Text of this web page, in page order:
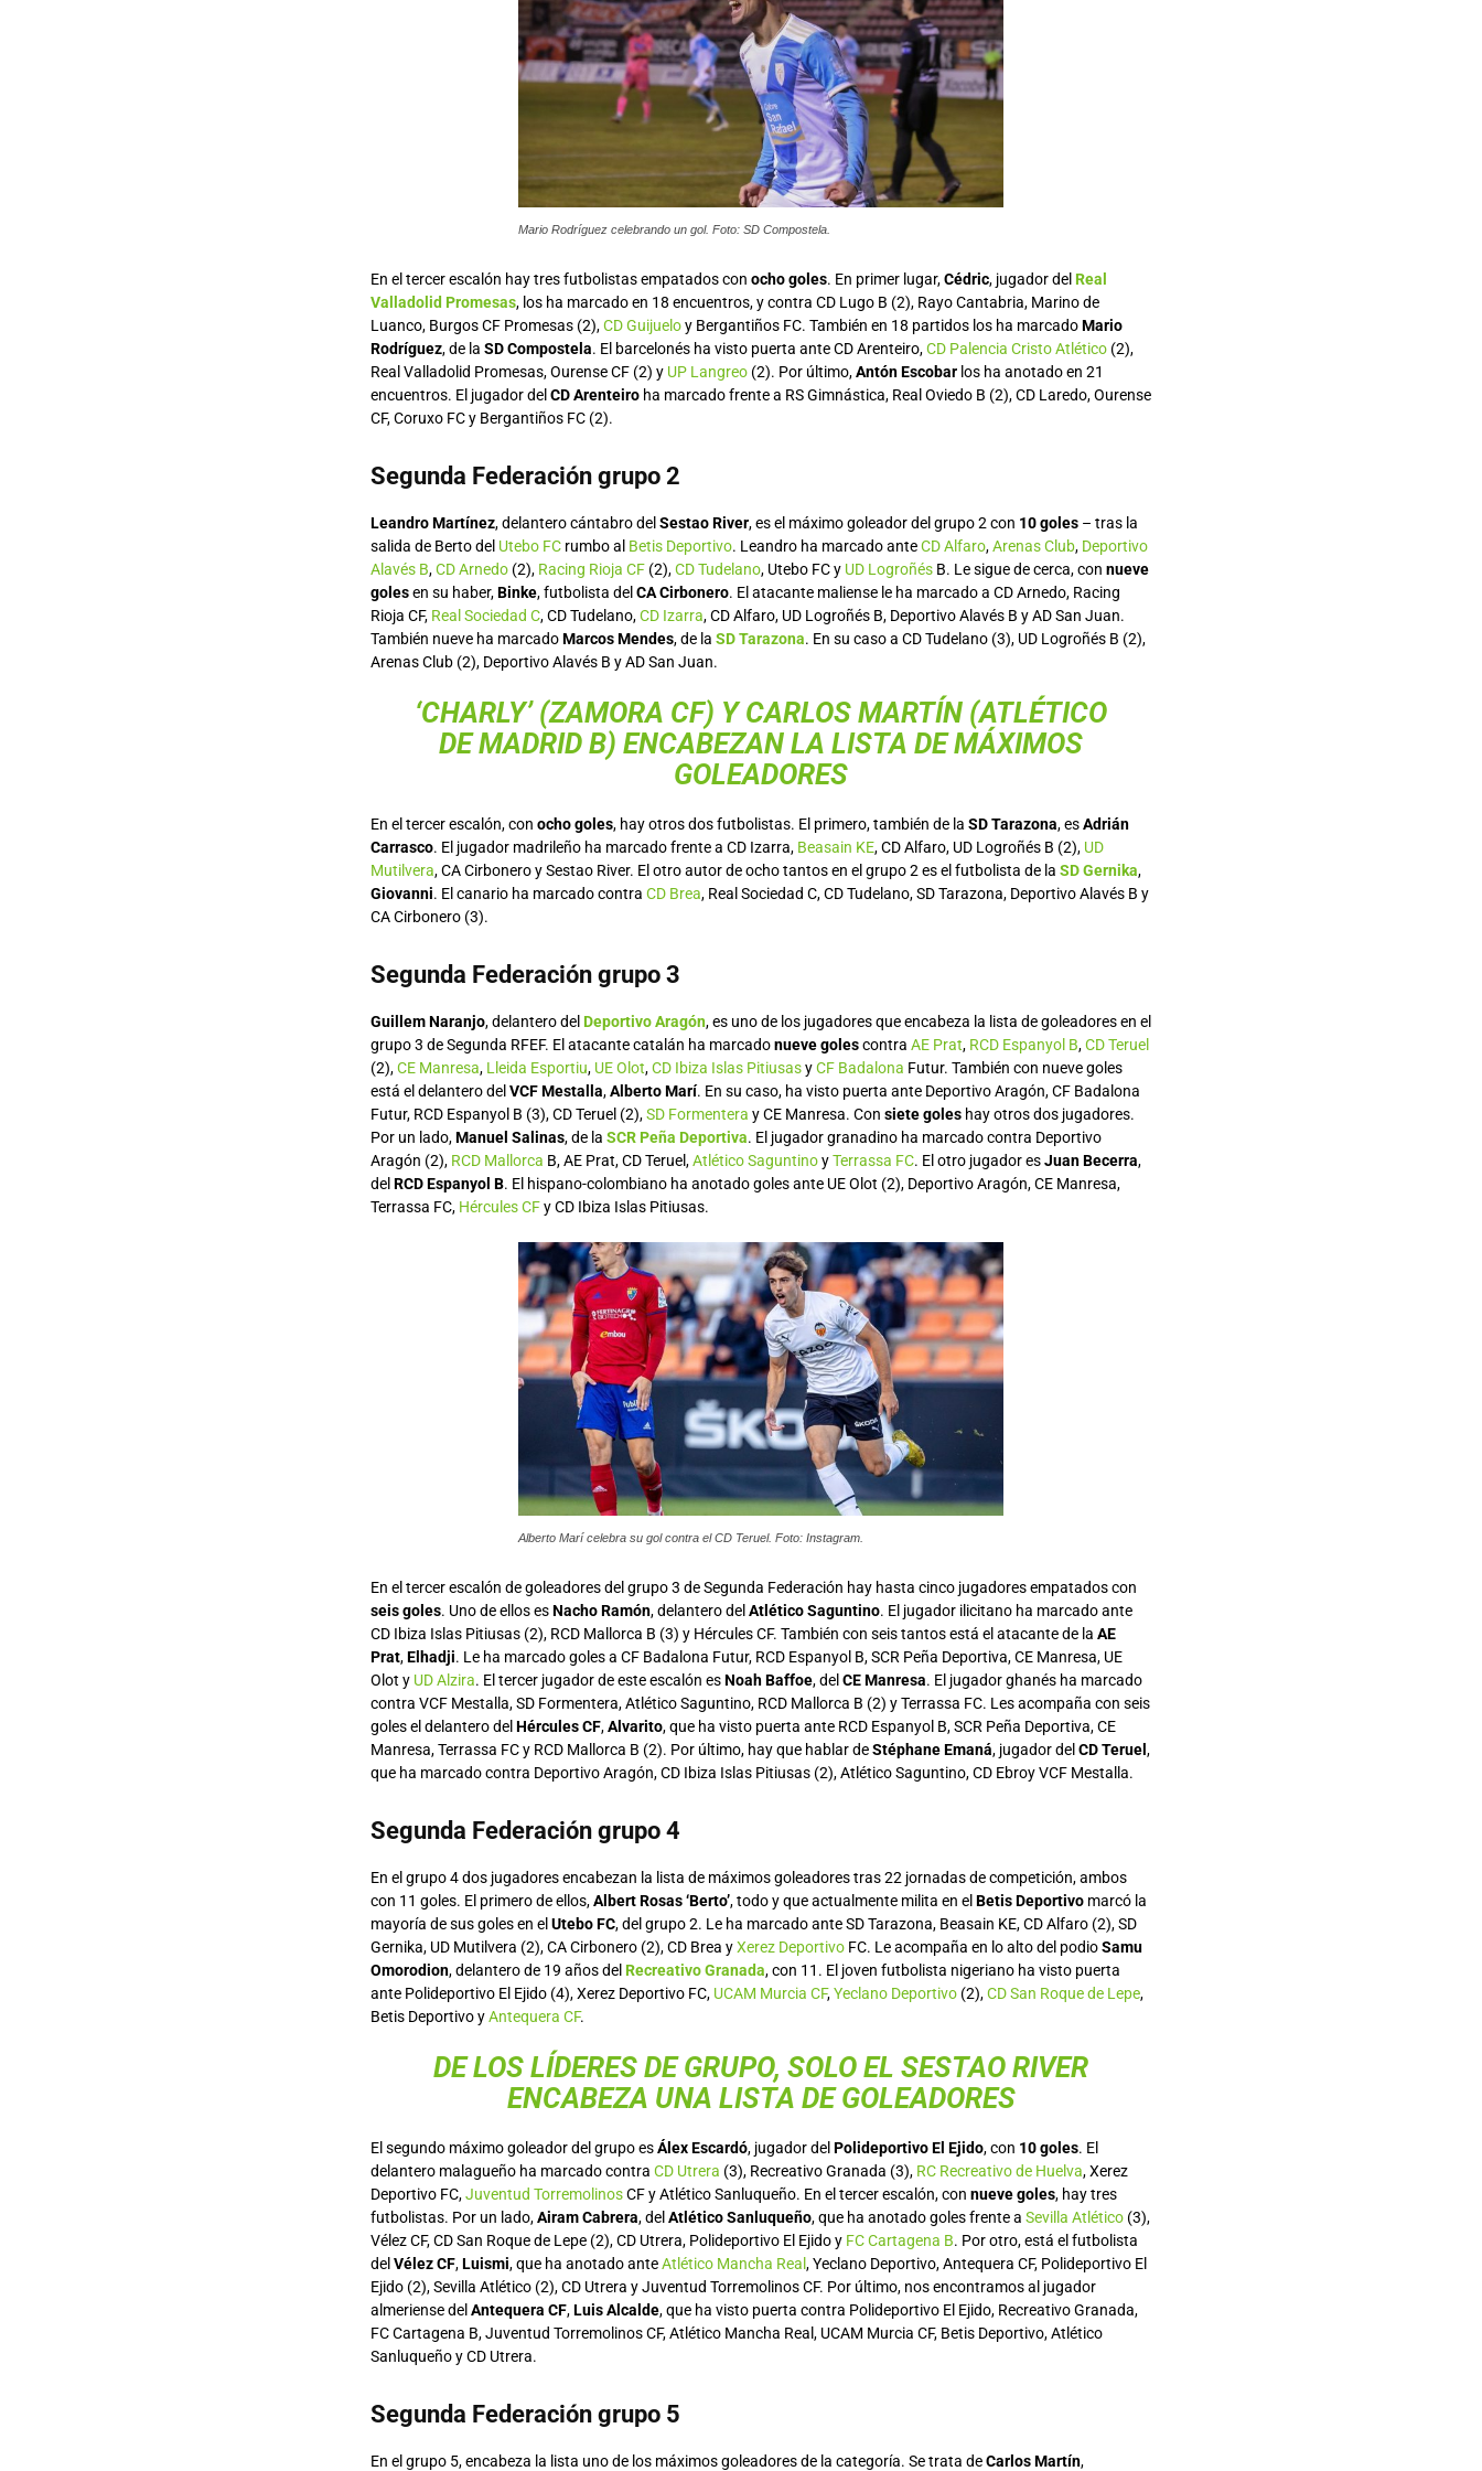
Mario Rodríguez celebrando un gol. Foto: SD Compostela.
En el tercer escalón hay tres futbolistas empatados con ocho goles. En primer lugar,Cédric, jugador del Real
Valladolid Promesas, los ha marcado en 18 encuentros, y contra CD Lugo B (2), Rayo Cantabria, Marino de
Luanco, Burgos CF Promesas (2),CD Guijueloy Bergantiños FC. También en 18 partidos los ha marcadoMario
Rodríguez, de la SD Compostela. El barcelonés ha visto puerta ante CD Arenteiro,CD Palencia Cristo Atlético (2),
Real Valladolid Promesas, Ourense CF (2) y UP Langreo (2). Por último,Antón Escobar los ha anotado en 21
encuentros. El jugador del CD Arenteiro ha marcado frente a RS Gimnástica, Real Oviedo B (2), CD Laredo, Ourense
CF, Coruxo FC y Bergantiños FC (2).
Segunda Federación grupo 2
Leandro Martínez, delantero cántabro del Sestao River, es el máximo goleador del grupo 2 con 10 goles – tras la
salida de Berto del Utebo FC rumbo al Betis Deportivo. Leandro ha marcado anteCD Alfaro,Arenas Club, Deportivo
Alavés B,CD Arnedo (2), Racing Rioja CF (2),CD Tudelano, Utebo FC y UD Logroñés B. Le sigue de cerca, con nueve
golesen su haber,Binke, futbolista del CA Cirbonero. El atacante maliense le ha marcado a CD Arnedo, Racing
Rioja CF, Real Sociedad C, CD Tudelano,CD Izarra, CD Alfaro, UD Logroñés B, Deportivo Alavés B y AD San Juan.
También nueve ha marcadoMarcos Mendes, de la SD Tarazona. En su caso a CD Tudelano (3), UD Logroñés B (2),
Arenas Club (2), Deportivo Alavés B y AD San Juan.
‘CHARLY’ (ZAMORA CF) Y CARLOS MARTÍN (ATLÉTICO
DE MADRID B) ENCABEZAN LA LISTA DE MÁXIMOS
GOLEADORES
En el tercer escalón, con ocho goles, hay otros dos futbolistas. El primero, también de la SD Tarazona, esAdrián
Carrasco. El jugador madrileño ha marcado frente a CD Izarra, Beasain KE, CD Alfaro, UD Logroñés B (2), UD
Mutilvera, CA Cirbonero y Sestao River. El otro autor de ocho tantos en el grupo 2 es el futbolista de la SD Gernika,
Giovanni. El canario ha marcado contra CD Brea, Real Sociedad C, CD Tudelano, SD Tarazona, Deportivo Alavés B y
CA Cirbonero (3).
Segunda Federación grupo 3
Guillem Naranjo, delantero del Deportivo Aragón, es uno de los jugadores que encabeza la lista de goleadores en el
grupo 3 de Segunda RFEF. El atacante catalán ha marcadonueve golescontra AE Prat, RCD Espanyol B,CD Teruel
(2),CE Manresa, Lleida Esportiu, UE Olot,CD Ibiza Islas PitiusasyCF Badalona Futur. También con nueve goles
está el delantero del VCF Mestalla,Alberto Marí. En su caso, ha visto puerta ante Deportivo Aragón, CF Badalona
Futur, RCD Espanyol B (3), CD Teruel (2),SD Formentera y CE Manresa. Con siete goles hay otros dos jugadores.
Por un lado,Manuel Salinas, de la SCR Peña Deportiva. El jugador granadino ha marcado contra Deportivo
Aragón (2), RCD Mallorca B, AE Prat, CD Teruel,Atlético SaguntinoyTerrassa FC. El otro jugador esJuan Becerra,
del RCD Espanyol B. El hispano-colombiano ha anotado goles ante UE Olot (2), Deportivo Aragón, CE Manresa,
Terrassa FC, Hércules CFy CD Ibiza Islas Pitiusas.
Alberto Marí celebra su gol contra el CD Teruel. Foto: Instagram.
En el tercer escalón de goleadores del grupo 3 de Segunda Federación hay hasta cinco jugadores empatados con
seis goles. Uno de ellos esNacho Ramón, delantero delAtlético Saguntino. El jugador ilicitano ha marcado ante
CD Ibiza Islas Pitiusas (2), RCD Mallorca B (3) y Hércules CF. También con seis tantos está el atacante de la AE
Prat,Elhadji. Le ha marcado goles a CF Badalona Futur, RCD Espanyol B, SCR Peña Deportiva, CE Manresa, UE
Olot y UD Alzira. El tercer jugador de este escalón esNoah Baffoe, delCE Manresa. El jugador ghanés ha marcado
contra VCF Mestalla, SD Formentera, Atlético Saguntino, RCD Mallorca B (2) y Terrassa FC. Les acompaña con seis
goles el delantero delHércules CF,Alvarito, que ha visto puerta ante RCD Espanyol B, SCR Peña Deportiva, CE
Manresa, Terrassa FC y RCD Mallorca B (2). Por último, hay que hablar deStéphane Emaná, jugador delCD Teruel,
que ha marcado contra Deportivo Aragón, CD Ibiza Islas Pitiusas (2), Atlético Saguntino, CD Ebroy VCF Mestalla.
Segunda Federación grupo 4
En el grupo 4 dos jugadores encabezan la lista de máximos goleadores tras 22 jornadas de competición, ambos
con 11 goles. El primero de ellos,Albert Rosas ‘Berto’, todo y que actualmente milita en elBetis Deportivo marcó la
mayoría de sus goles en elUtebo FC, del grupo 2. Le ha marcado ante SD Tarazona, Beasain KE, CD Alfaro (2), SD
Gernika, UD Mutilvera (2), CA Cirbonero (2), CD Brea yXerez Deportivo FC. Le acompaña en lo alto del podioSamu
Omorodion, delantero de 19 años delRecreativo Granada, con 11. El joven futbolista nigeriano ha visto puerta
ante Polideportivo El Ejido (4), Xerez Deportivo FC, UCAM Murcia CF,Yeclano Deportivo (2),CD San Roque de Lepe,
Betis Deportivo yAntequera CF.
DE LOS LÍDERES DE GRUPO, SOLO EL SESTAO RIVER
ENCABEZA UNA LISTA DE GOLEADORES
El segundo máximo goleador del grupo esÁlex Escardó, jugador delPolideportivo El Ejido, con 10 goles. El
delantero malagueño ha marcado contra CD Utrera (3), Recreativo Granada (3), RC Recreativo de Huelva, Xerez
Deportivo FC,Juventud TorremolinosCF y Atlético Sanluqueño. En el tercer escalón, con nueve goles, hay tres
futbolistas. Por un lado,Airam Cabrera, delAtlético Sanluqueño, que ha anotado goles frente a Sevilla Atlético (3),
Vélez CF, CD San Roque de Lepe (2), CD Utrera, Polideportivo El Ejido y FC Cartagena B. Por otro, está el futbolista
delVélez CF,Luismi, que ha anotado anteAtlético Mancha Real, Yeclano Deportivo, Antequera CF, Polideportivo El
Ejido (2), Sevilla Atlético (2), CD Utrera y Juventud Torremolinos CF. Por último, nos encontramos al jugador
almeriense delAntequera CF,Luis Alcalde, que ha visto puerta contra Polideportivo El Ejido, Recreativo Granada,
FC Cartagena B, Juventud Torremolinos CF, Atlético Mancha Real, UCAM Murcia CF, Betis Deportivo, Atlético
Sanluqueño y CD Utrera.
Segunda Federación grupo 5
En el grupo 5, encabeza la lista uno de los máximos goleadores de la categoría. Se trata deCarlos Martín,